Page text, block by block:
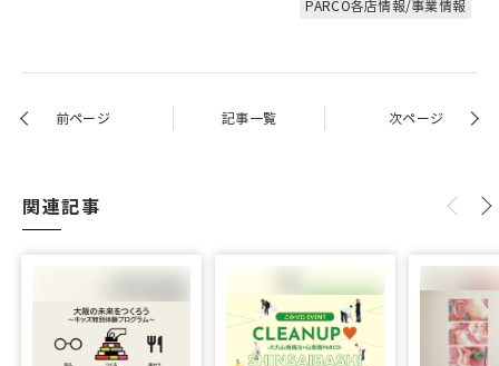
PARCO各店情報/事業情報
前ページ 記事一覧 次ページ
関連記事